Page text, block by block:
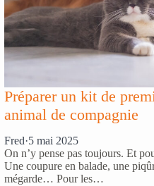
Préparer un kit de
animal de compagnie
Fred·5 mai 2025
On n’y pense pas toujours. Et
Une coupure en balade, une
mégarde… Pour les…